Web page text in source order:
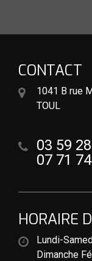
CONTACT
1041 B rue
TOUL
03 59
07 71
HORAIRE
Lundi-
Dimanche